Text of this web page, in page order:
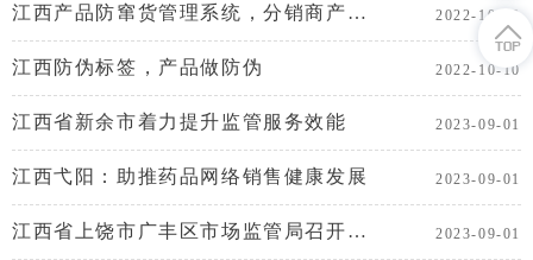
江西产品防窜货管理系统，分销商产品动向企业看得到 2022-10-10
江西防伪标签，产品做防伪 2022-10-10
江西省新余市着力提升监管服务效能 2023-09-01
江西弋阳：助推药品网络销售健康发展 2023-09-01
江西省上饶市广丰区市场监管局召开气瓶质量安全追溯体系业务培训会 2023-09-01